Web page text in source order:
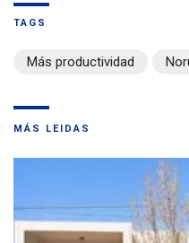
TAGS
Más productividad
MÁS LEIDAS